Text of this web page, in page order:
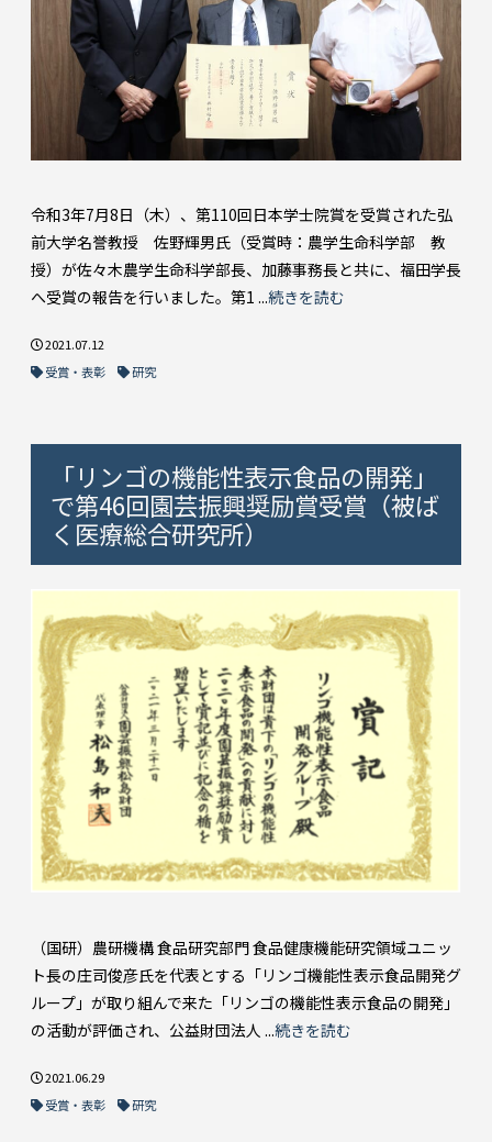
令和3年7月8日（木）、第110回日本学士院賞を受賞された弘
前大学名誉教授 佐野輝男氏（受賞時：農学生命科学部 教
授）が佐々木農学生命科学部長、加藤事務長と共に、福田学長
へ受賞の報告を行いました。第1 ...続きを読む
2021.07.12
受賞・表彰
研究
「リンゴの機能性表示食品の開発」
で第46回園芸振興奨励賞受賞（被ば
く医療総合研究所）
（国研）農研機構 食品研究部門 食品健康機能研究領域ユニッ
ト長の庄司俊彦氏を代表とする「リンゴ機能性表示食品開発グ
ループ」が取り組んで来た「リンゴの機能性表示食品の開発」
の活動が評価され、公益財団法人 ...続きを読む
2021.06.29
受賞・表彰
研究